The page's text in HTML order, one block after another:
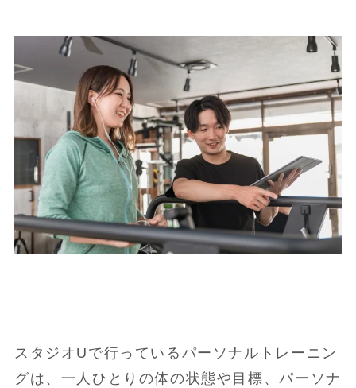
スタジオUで行っているパーソナルトレーニン
グは、一人ひとりの体の状態や目標、パーソナ